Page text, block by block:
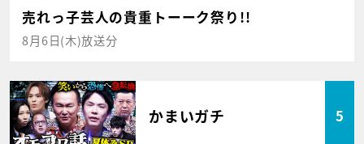
売れっ子芸人の貴重トーーク祭り!!
8月6日(木)放送分
かまいガチ 5